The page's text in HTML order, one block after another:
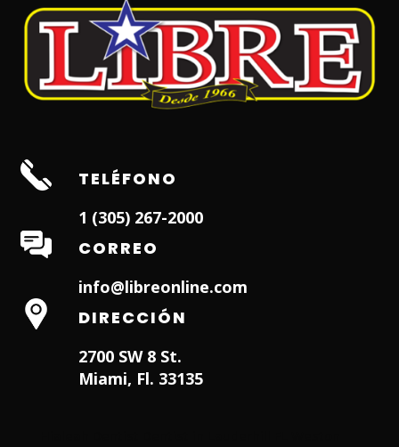
TELÉFONO
1 (305) 267-2000
CORREO
info@libreonline.com
DIRECCIÓN
2700 SW 8 St.
Miami, Fl. 33135